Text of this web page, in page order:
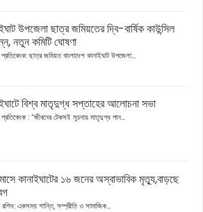
উপজেলা ছাত্র জমিয়তের দ্বি-বার্ষিক কাউন্সিল
নতুন কমিটি ঘোষণা
ছাত্র জমিয়ত বাংলাদেশ কানাইঘাট উপজেলা...
বিশ্ব মাতৃদুগ্ধ সপ্তাহের আলোচনা সভা
: “জীবনের টেকসই সূচনায় মাতৃদুগ্ধ পান...
কানাইঘাটের ১৬ জনের অস্বাভাবিক মৃত্যু,বাড়ছে
রশিদ: একসময় শান্তি, সম্প্রীতি ও সামাজিক...